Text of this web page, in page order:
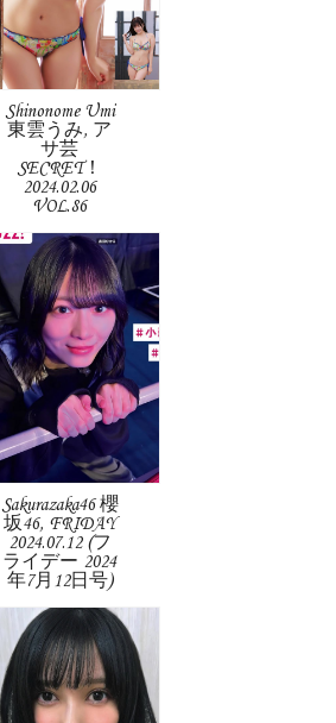
Shinonome Umi
東雲うみ, ア
サ芸
SECRET！
2024.02.06
VOL.86
Sakurazaka46 櫻
坂46, FRIDAY
2024.07.12 (フ
ライデー 2024
年7月12日号)